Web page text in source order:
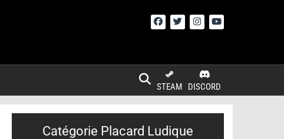
DISCORD
STEAM
Catégorie Placard Ludique